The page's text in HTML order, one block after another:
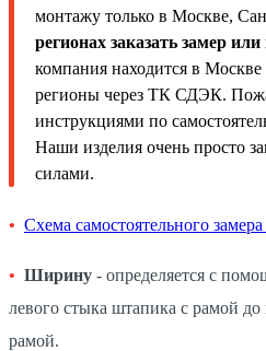
монтажу только в Москве,
регионах заказать замер
компания находится в Москве
регионы через ТК СДЭК.
инструкциями по
Наши изделия очень просто
силами.
Схема самостоятельного
Ширину - определяется с
левого стыка штапика с рамой
рамой.